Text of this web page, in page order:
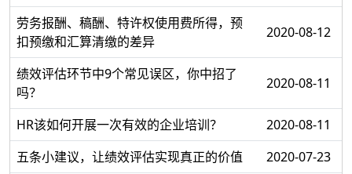
劳务报酬、稿酬、特许权使用费所得，预
扣预缴和汇算清缴的差异
2020-08-12
绩效评估环节中9个常见误区，你中招了
吗？
2020-08-11
HR该如何开展一次有效的企业培训？
2020-08-11
五条小建议，让绩效评估实现真正的价值
2020-07-23